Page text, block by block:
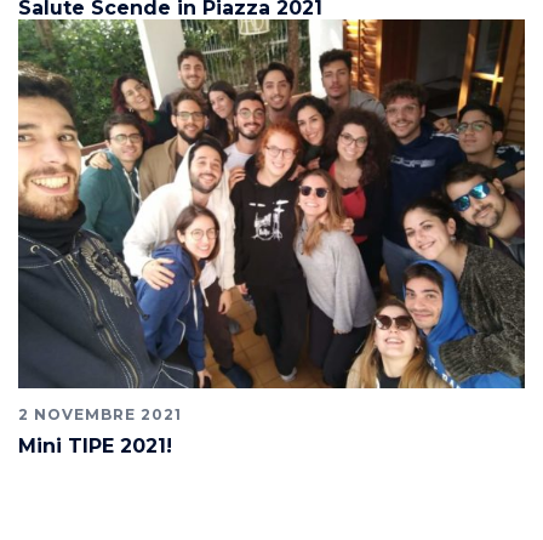
Salute Scende in Piazza 2021
2 NOVEMBRE 2021
Mini TIPE 2021!